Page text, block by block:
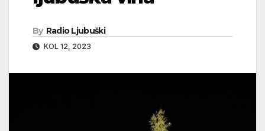
By Radio Ljubuški
KOL 12, 2023